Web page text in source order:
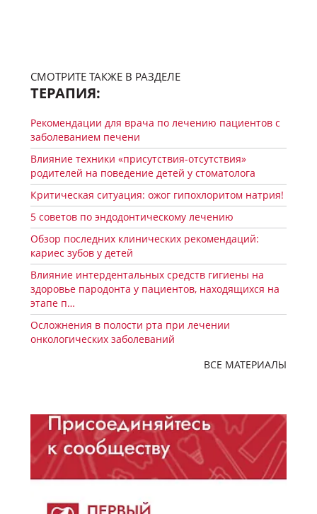
СМОТРИТЕ ТАКЖЕ В РАЗДЕЛЕ
ТЕРАПИЯ:
Рекомендации для врача по лечению пациентов с
заболеванием печени
Влияние техники «присутствия-отсутствия»
родителей на поведение детей у стоматолога
Критическая ситуация: ожог гипохлоритом натрия!
5 советов по эндодонтическому лечению
Обзор последних клинических рекомендаций:
кариес зубов у детей
Влияние интердентальных средств гигиены на
здоровье пародонта у пациентов, находящихся на
этапе п…
Осложнения в полости рта при лечении
онкологических заболеваний
ВСЕ МАТЕРИАЛЫ